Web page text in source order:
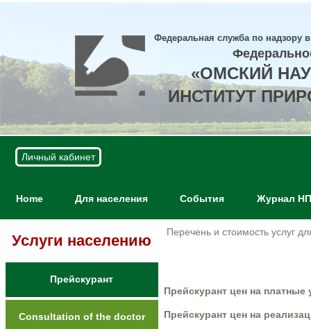
Федеральная служба по надзору
«ОМСКИЙ
ИНСТИТУТ
Личный кабинет
Home Для населения События Журнал
Услуги населению
Прейскурант
Сonsultation of the doctor
Перечень и стоимость услуг
Прейскурант цен на платные
Прейскурант цен на